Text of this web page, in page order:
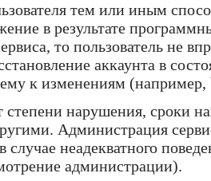
тем или иным
в результате
то пользователь не
аккаунта в
к изменениям (например,
степени нарушения, сроки
Администрация
неадекватного
администрации).